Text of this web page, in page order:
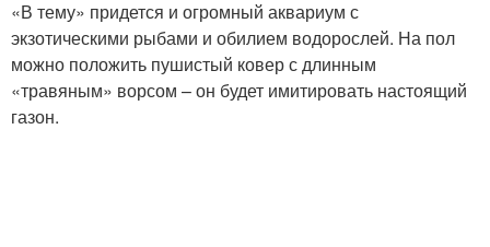
«В тему» придется и огромный аквариум с
экзотическими рыбами и обилием водорослей. На пол
можно положить пушистый ковер с длинным
«травяным» ворсом – он будет имитировать настоящий
газон.